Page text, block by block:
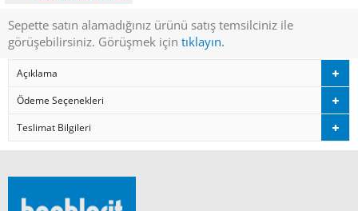
Sepette satın alamadığınız ürünü satış temsilciniz ile
görüşebilirsiniz. Görüşmek için tıklayın.
Açıklama
Ödeme Seçenekleri
Teslimat Bilgileri